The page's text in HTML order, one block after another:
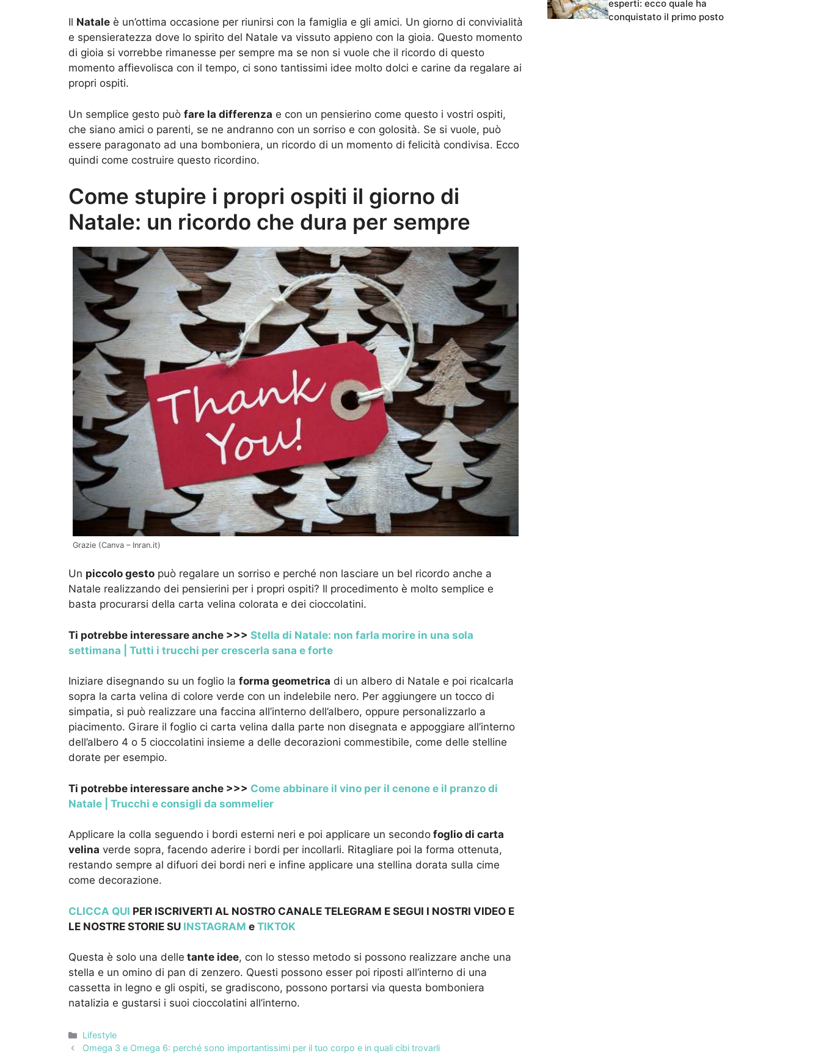
Il Natale è un’ottima occasione per riunirsi con la famiglia e gli amici. Un giorno di convivialità
e spensieratezza dove lo spirito del Natale va vissuto appieno con la gioia. Questo momento
di gioia si vorrebbe rimanesse per sempre ma se non si vuole che il ricordo di questo
momento affievolisca con il tempo, ci sono tantissimi idee molto dolci e carine da regalare ai
propri ospiti.
Un semplice gesto può fare la differenza e con un pensierino come questo i vostri ospiti,
che siano amici o parenti, se ne andranno con un sorriso e con golosità. Se si vuole, può
essere paragonato ad una bomboniera, un ricordo di un momento di felicità condivisa. Ecco
quindi come costruire questo ricordino.
Come stupire i propri ospiti il giorno di
Natale: un ricordo che dura per sempre
Grazie (Canva – Inran.it)
Un piccolo gesto può regalare un sorriso e perché non lasciare un bel ricordo anche a
Natale realizzando dei pensierini per i propri ospiti? Il procedimento è molto semplice e
basta procurarsi della carta velina colorata e dei cioccolatini.
Ti potrebbe interessare anche >>> Stella di Natale: non farla morire in una sola
settimana | Tutti i trucchi per crescerla sana e forte
Iniziare disegnando su un foglio la forma geometrica di un albero di Natale e poi ricalcarla
sopra la carta velina di colore verde con un indelebile nero. Per aggiungere un tocco di
simpatia, si può realizzare una faccina all’interno dell’albero, oppure personalizzarlo a
piacimento. Girare il foglio ci carta velina dalla parte non disegnata e appoggiare all’interno
dell’albero 4 o 5 cioccolatini insieme a delle decorazioni commestibile, come delle stelline
dorate per esempio.
Ti potrebbe interessare anche >>> Come abbinare il vino per il cenone e il pranzo di
Natale | Trucchi e consigli da sommelier
Applicare la colla seguendo i bordi esterni neri e poi applicare un secondo foglio di carta
velina verde sopra, facendo aderire i bordi per incollarli. Ritagliare poi la forma ottenuta,
restando sempre al difuori dei bordi neri e infine applicare una stellina dorata sulla cime
come decorazione.
CLICCA QUI PER ISCRIVERTI AL NOSTRO CANALE TELEGRAM E SEGUI I NOSTRI VIDEO E
LE NOSTRE STORIE SU INSTAGRAM e TIKTOK
Questa è solo una delle tante idee, con lo stesso metodo si possono realizzare anche una
stella e un omino di pan di zenzero. Questi possono esser poi riposti all’interno di una
cassetta in legno e gli ospiti, se gradiscono, possono portarsi via questa bomboniera
natalizia e gustarsi i suoi cioccolatini all’interno.
Categorie
Lifestyle
Omega 3 e Omega 6: perché sono importantissimi per il tuo corpo e in quali cibi trovarli
esperti: ecco quale ha
conquistato il primo posto